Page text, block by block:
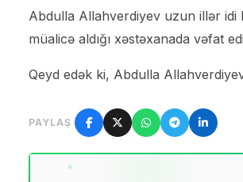
Abdulla Allahverdiyev uzun illər idi
müalicə aldığı xəstəxanada vəfat
Qeyd edək ki, Abdulla
PAYLAŞ